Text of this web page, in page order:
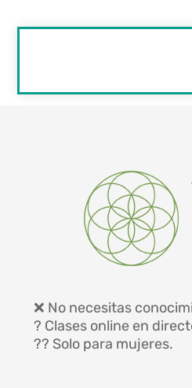
❌ No necesitas
?️ Clases online en
?‍? Solo para mujeres.